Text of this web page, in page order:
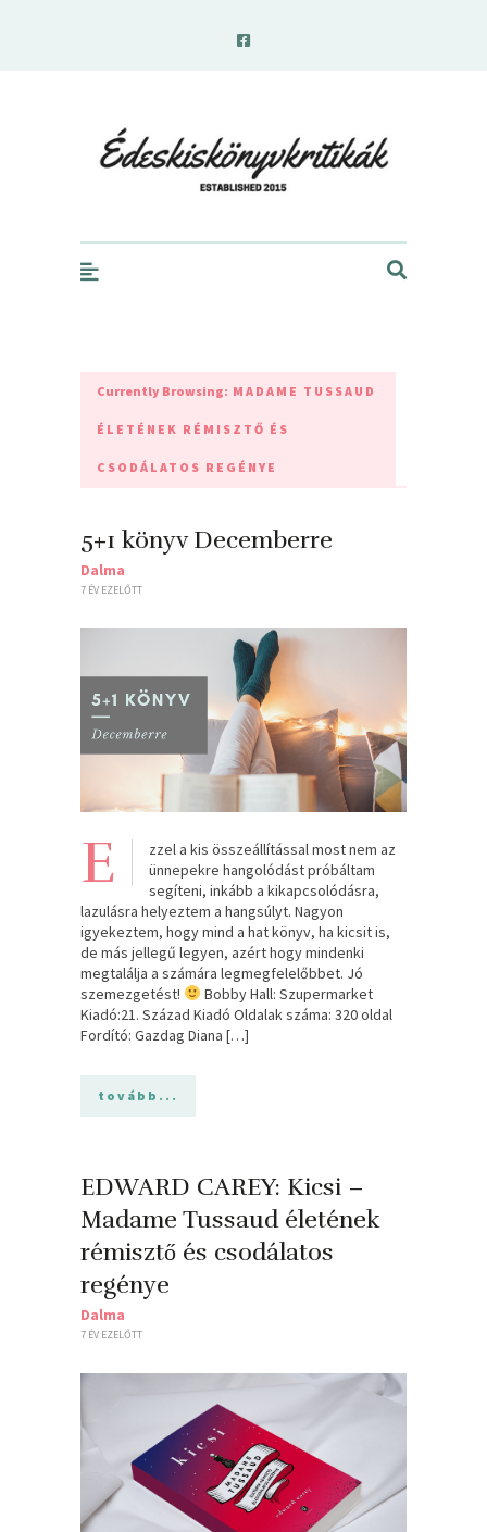
Currently Browsing: MADAME TUSSAUD
ÉLETÉNEK RÉMISZTŐ ÉS
CSODÁLATOS REGÉNYE
5+1 könyv Decemberre
Dalma
7 ÉV EZELŐTT
E
zzel a kis összeállítással most nem az
ünnepekre hangolódást próbáltam
segíteni, inkább a kikapcsolódásra,
lazulásra helyeztem a hangsúlyt. Nagyon
igyekeztem, hogy mind a hat könyv, ha kicsit is,
de más jellegű legyen, azért hogy mindenki
megtalálja a számára legmegfelelőbbet. Jó
szemezgetést!
Bobby Hall: Szupermarket
Kiadó:21. Század Kiadó Oldalak száma: 320 oldal
Fordító: Gazdag Diana […]
tovább...
EDWARD CAREY: Kicsi –
Madame Tussaud életének
rémisztő és csodálatos
regénye
Dalma
7 ÉV EZELŐTT